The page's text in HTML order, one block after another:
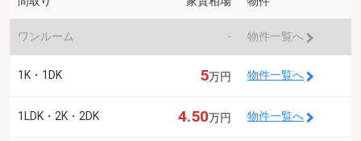
ワンルーム - 物件一覧へ
1K・1DK 5万円 物件一覧へ
1LDK・2K・2DK 4.50万円 物件一覧へ